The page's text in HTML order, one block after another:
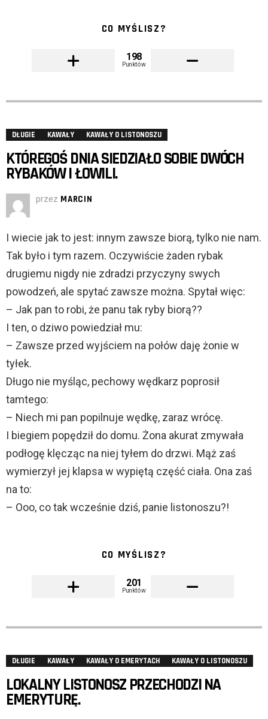
CO MYŚLISZ?
198
Punktów
DŁUGIE KAWAŁY KAWAŁY O LISTONOSZU
KTÓREGOŚ DNIA SIEDZIAŁO SOBIE DWÓCH
RYBAKÓW I ŁOWILI.
przez MARCIN
I wiecie jak to jest: innym zawsze biorą, tylko nie nam.
Tak było i tym razem. Oczywiście żaden rybak
drugiemu nigdy nie zdradzi przyczyny swych
powodzeń, ale spytać zawsze można. Spytał więc:
– Jak pan to robi, że panu tak ryby biorą??
I ten, o dziwo powiedział mu:
– Zawsze przed wyjściem na połów daję żonie w
tyłek.
Długo nie myśląc, pechowy wędkarz poprosił
tamtego:
– Niech mi pan popilnuje wędkę, zaraz wrócę.
I biegiem popędził do domu. Żona akurat zmywała
podłogę klęcząc na niej tyłem do drzwi. Mąż zaś
wymierzył jej klapsa w wypiętą część ciała. Ona zaś
na to:
– Ooo, co tak wcześnie dziś, panie listonoszu?!
CO MYŚLISZ?
201
Punktów
DŁUGIE KAWAŁY KAWAŁY O EMERYTACH KAWAŁY O LISTONOSZU
LOKALNY LISTONOSZ PRZECHODZI NA
EMERYTURĘ.